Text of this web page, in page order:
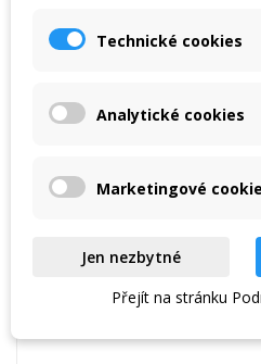
Technické cookies
Analytické cookies
Marketingové
Jen nezbytné
Přejít na stránku